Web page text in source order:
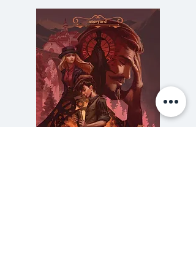
ผู้ที่พบเห็นกลายเป็นส่วนหนึ่งของ
ขบวนไปตลอดกาลอัคร เด็กหนุ่ม
ม.ปลายที่มีสัมผัสพิเศษและแปลกแยก
จากคนอื่น ต้องพึ่งพาพี่สาว อัญริ
นทร์ เป็นที่พึ่งหลังจากเหตุการณ์
ลึกลับที่ทำให้ชีวิตครอบครัวเขาเปลี่ยน